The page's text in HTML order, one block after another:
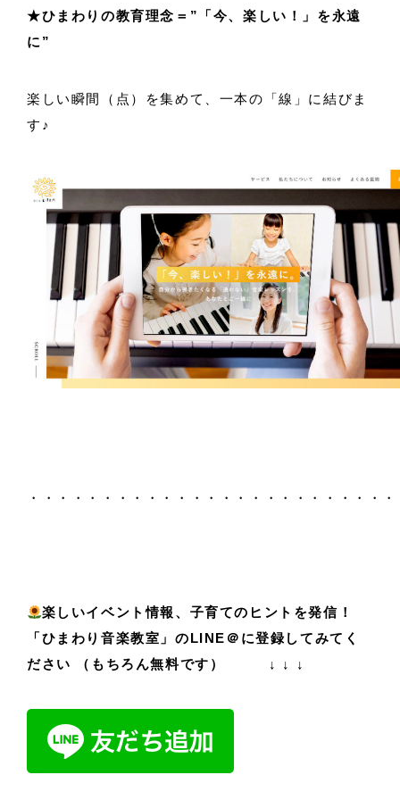
★ひまわりの教育理念＝”「今、楽しい！」を永遠
に”
楽しい瞬間（点）を集めて、一本の「線」に結びま
す♪
・・・・・・・・・・・・・・・・・・・・・・・・
楽しいイベント情報、子育てのヒントを発信！
「ひまわり音楽教室」のLINE＠に登録してみてく
ださい （もちろん無料です）
↓ ↓ ↓